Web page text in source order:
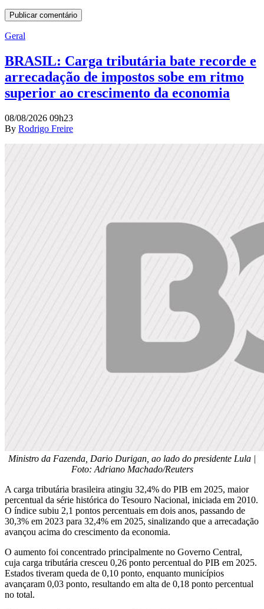
Geral
BRASIL: Carga tributária bate recorde e
arrecadação de impostos sobe em ritmo
superior ao crescimento da economia
08/08/2026 09h23
By Rodrigo Freire
Ministro da Fazenda, Dario Durigan, ao lado do presidente Lula |
Foto: Adriano Machado/Reuters
A carga tributária brasileira atingiu 32,4% do PIB em 2025, maior
percentual da série histórica do Tesouro Nacional, iniciada em 2010.
O índice subiu 2,1 pontos percentuais em dois anos, passando de
30,3% em 2023 para 32,4% em 2025, sinalizando que a arrecadação
avançou acima do crescimento da economia.
O aumento foi concentrado principalmente no Governo Central,
cuja carga tributária cresceu 0,26 ponto percentual do PIB em 2025.
Estados tiveram queda de 0,10 ponto, enquanto municípios
avançaram 0,03 ponto, resultando em alta de 0,18 ponto percentual
no total.